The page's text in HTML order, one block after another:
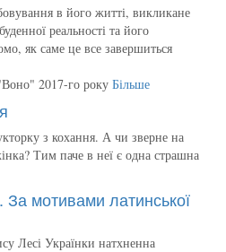
в його житті, викликане
реальності та його
як саме це все завершиться
2017-го року Більше
з кохання. А чи зверне на
Тим паче в неї є одна страшна
За мотивами латинської
Лесі Українки натхненна